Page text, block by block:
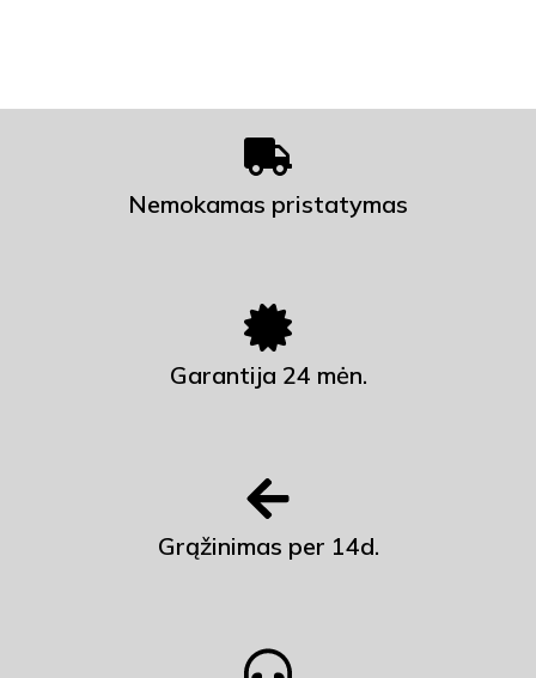
Nemokamas pristatymas
Garantija 24 mėn.
Grąžinimas per 14d.